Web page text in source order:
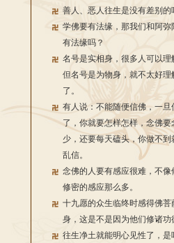
善人、恶人往生是没有差别的
学佛要有法缘，那我们和阿弥
有法缘吗？
名号是实相身，很多人可以理
但名号是为物身，就不太好理
了。
有人说：不能随便信佛，一旦
了，你就要怎样怎样，念佛要
少，还要每天磕头，你做不到
乱信。
念佛的人要有感应很难，不像
修密的感应那么多。
十九愿的众生临终时感得佛菩
身，这是不是因为他们修诸功
往生净土就能明心见性了，是